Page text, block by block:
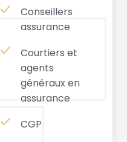
Conseillers
assurance
Courtiers et
agents
généraux en
assurance
CGP